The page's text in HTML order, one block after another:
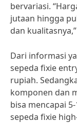
bervariasi.
jutaan hingga
dan
Dari informasi
sepeda fixie
rupiah.
komponen dan
bisa mencapai
sepeda fixie